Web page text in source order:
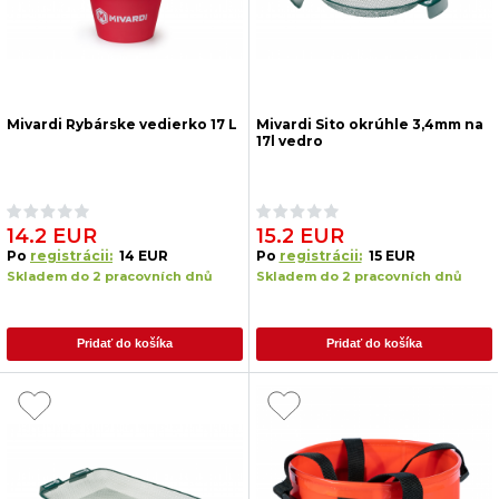
Mivardi Rybárske vedierko 17 L
14.2 EUR
Po registrácii: 14 EUR
Skladem do 2 pracovních dnů
Pridať do košíka
Mivardi Sito okrúhle 3,4mm na
17l vedro
15.2 EUR
Po registrácii: 15 EUR
Skladem do 2 pracovních dnů
Pridať do košíka